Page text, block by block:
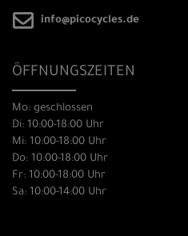
info@picocycles.de
ÖFFNUNGSZEITEN
Mo: geschlossen
Di: 10:00-18:00 Uhr
Mi: 10:00-18:00 Uhr
Do: 10:00-18:00 Uhr
Fr: 10:00-18:00 Uhr
Sa: 10:00-14:00 Uhr